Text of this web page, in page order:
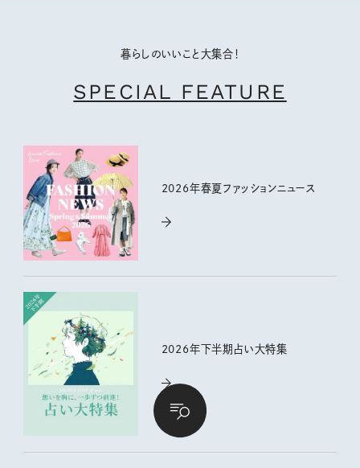
暮らしのいいこと大集合！
SPECIAL FEATURE
2026年春夏ファッションニュース
2026年下半期占い大特集